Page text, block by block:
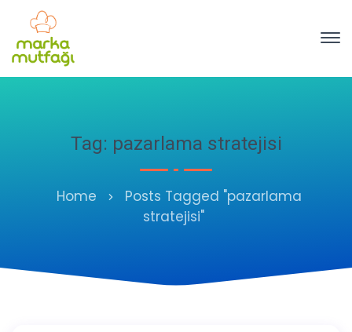
Tag: pazarlama stratejisi
Home
Posts Tagged "pazarlama
stratejisi"